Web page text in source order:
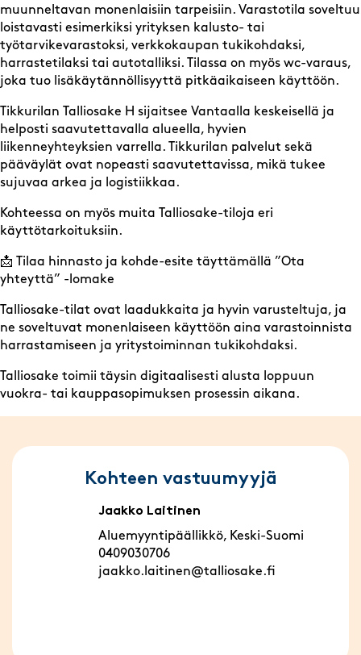
muunneltavan monenlaisiin tarpeisiin. Varastotila soveltuu
loistavasti esimerkiksi yrityksen kalusto- tai
työtarvikevarastoksi, verkkokaupan tukikohdaksi,
harrastetilaksi tai autotalliksi. Tilassa on myös wc-varaus,
joka tuo lisäkäytännöllisyyttä pitkäaikaiseen käyttöön.
Tikkurilan Talliosake H sijaitsee Vantaalla keskeisellä ja
helposti saavutettavalla alueella, hyvien
liikenneyhteyksien varrella. Tikkurilan palvelut sekä
pääväylät ovat nopeasti saavutettavissa, mikä tukee
sujuvaa arkea ja logistiikkaa.
Kohteessa on myös muita Talliosake-tiloja eri
käyttötarkoituksiin.
📩 Tilaa hinnasto ja kohde-esite täyttämällä ”Ota
yhteyttä” -lomake
Talliosake-tilat ovat laadukkaita ja hyvin varusteltuja, ja
ne soveltuvat monenlaiseen käyttöön aina varastoinnista
harrastamiseen ja yritystoiminnan tukikohdaksi.
Talliosake toimii täysin digitaalisesti alusta loppuun
vuokra- tai kauppasopimuksen prosessin aikana.
Kohteen vastuumyyjä
Jaakko Laitinen
Aluemyyntipäällikkö, Keski-Suomi
0409030706
jaakko.laitinen@talliosake.fi